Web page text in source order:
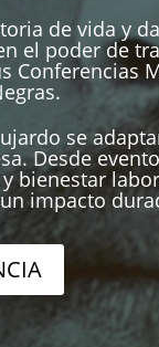
de vida y
el poder de
Conferencias
se
Desde
bienestar
impacto